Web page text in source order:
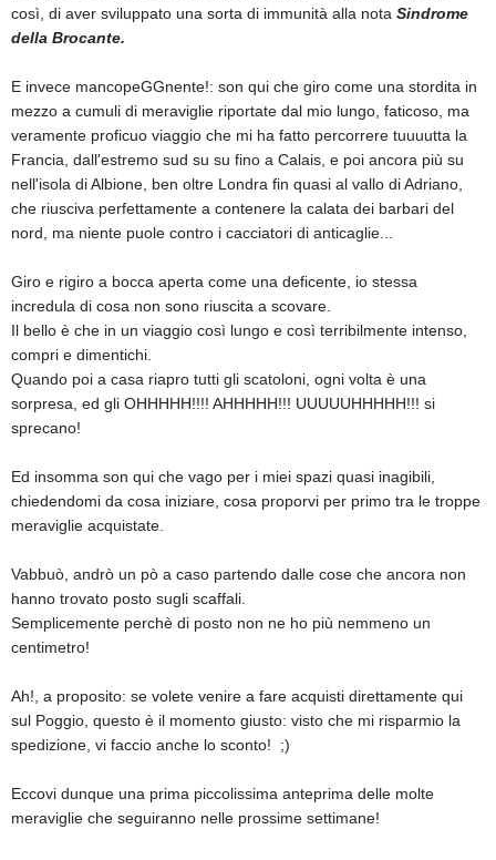
così, di aver sviluppato una sorta di immunità alla nota Sindrome
della Brocante.
E invece mancopeGGnente!: son qui che giro come una stordita in
mezzo a cumuli di meraviglie riportate dal mio lungo, faticoso, ma
veramente proficuo viaggio che mi ha fatto percorrere tuuuutta la
Francia, dall'estremo sud su su fino a Calais, e poi ancora più su
nell'isola di Albione, ben oltre Londra fin quasi al vallo di Adriano,
che riusciva perfettamente a contenere la calata dei barbari del
nord, ma niente puole contro i cacciatori di anticaglie...
Giro e rigiro a bocca aperta come una deficente, io stessa
incredula di cosa non sono riuscita a scovare.
Il bello è che in un viaggio così lungo e così terribilmente intenso,
compri e dimentichi.
Quando poi a casa riapro tutti gli scatoloni, ogni volta è una
sorpresa, ed gli OHHHHH!!!! AHHHHH!!! UUUUUHHHHH!!! si
sprecano!
Ed insomma son qui che vago per i miei spazi quasi inagibili,
chiedendomi da cosa iniziare, cosa proporvi per primo tra le troppe
meraviglie acquistate.
Vabbuò, andrò un pò a caso partendo dalle cose che ancora non
hanno trovato posto sugli scaffali.
Semplicemente perchè di posto non ne ho più nemmeno un
centimetro!
Ah!, a proposito: se volete venire a fare acquisti direttamente qui
sul Poggio, questo è il momento giusto: visto che mi risparmio la
spedizione, vi faccio anche lo sconto! ;)
Eccovi dunque una prima piccolissima anteprima delle molte
meraviglie che seguiranno nelle prossime settimane!